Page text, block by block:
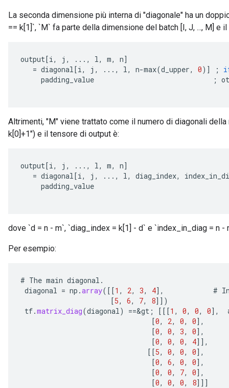
La seconda dimensione più interna di "diagonale" ha un
== k[1]`, `M` fa parte della dimensione del batch [I, J, ..., M] e
output[i, j , ..., l, m, n]
= diagonal[i, j , ..., l, n-max(d_upper, 0) ] ;
padding_value
;
Altrimenti, "M" viene trattato come il numero di diagonali
k[0]+1") e il tensore di output è:
output[i, j , ..., l, m, n]
= diagonal[i, j , ..., l, diag_index,
padding_value
dove `d = n - m`, `diag_index = k[1] - d` e `index_in_diag = n -
Per esempio:
# The main diagonal .
diagonal = np .array( [[1 , 2, 3, 4] , #
[5, 6, 7, 8]] )
tf.matrix_diag(diagonal) ==&gt ; [[[1 , 0, 0, 0] ,
[0, 2, 0, 0] ,
[0, 0, 3, 0] ,
[0, 0, 0, 4]] ,
[[5, 0, 0, 0] ,
[0, 6, 0, 0] ,
[0, 0, 7, 0] ,
[0, 0, 0, 8]]]